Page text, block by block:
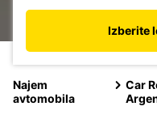
Izberite
Najem
avtomobila
Car